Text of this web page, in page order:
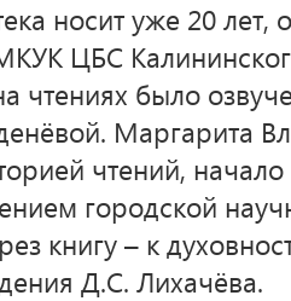
носит уже 20 лет,
ЦБС
чтениях было
Маргарита
чтений,
городской
книгу – к
Д.С. Лихачёва.